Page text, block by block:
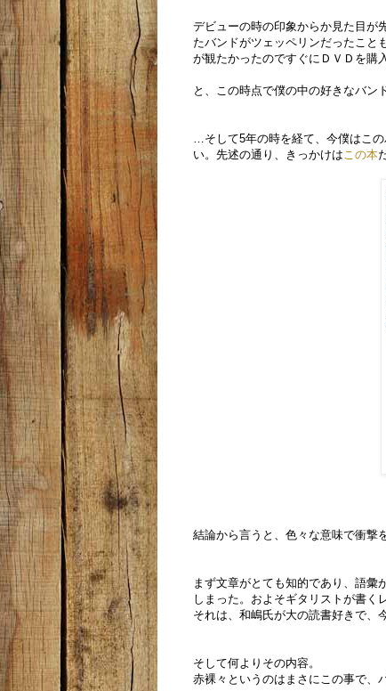
デビューの時の印象からか見た目が
たバンドがツェッペリンだったこと
が観たかったのですぐにＤＶＤを購
と、この時点で僕の中の好きなバン
…そして5年の時を経て、今僕はこ
い。先述の通り、きっかけはこの本
結論から言うと、色々な意味で衝撃
まず文章がとても知的であり、語彙
しまった。およそギタリストが書く
それは、和嶋氏が大の読書好きで、
そして何よりその内容。
赤裸々というのはまさにこの事で、